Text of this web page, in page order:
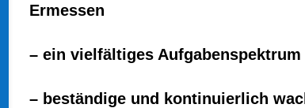
Ermessen
– ein vielfältiges Aufgabenspektrum
– beständige und kontinuierlich